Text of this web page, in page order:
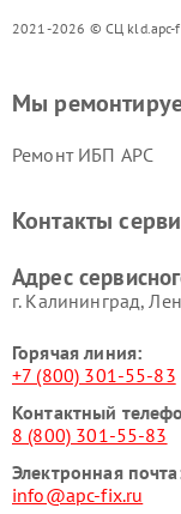
2021-2026 © СЦ kld.apc-
Мы
Ремонт ИБП APC
Контакты
Адрес
г. Калининград,
Горячая линия:
+7 (800) 301-55-83
Контактный
8 (800) 301-55-83
Электронная
info@apc-fix.ru